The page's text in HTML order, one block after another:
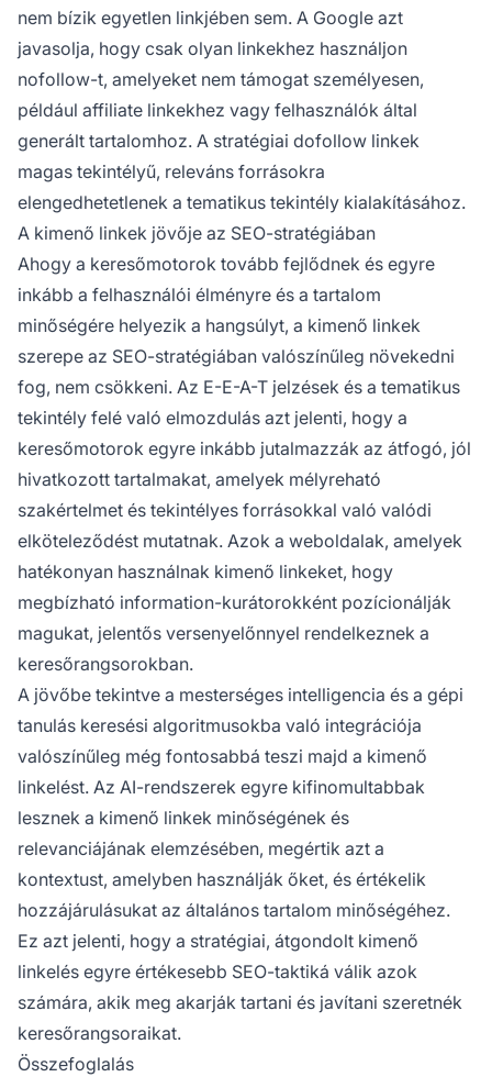
nem bízik egyetlen linkjében sem. A Google azt
javasolja, hogy csak olyan linkekhez használjon
nofollow-t, amelyeket nem támogat személyesen,
például affiliate linkekhez vagy felhasználók által
generált tartalomhoz. A stratégiai dofollow linkek
magas tekintélyű, releváns forrásokra
elengedhetetlenek a tematikus tekintély kialakításához.
A kimenő linkek jövője az SEO-stratégiában
Ahogy a keresőmotorok tovább fejlődnek és egyre
inkább a felhasználói élményre és a tartalom
minőségére helyezik a hangsúlyt, a kimenő linkek
szerepe az SEO-stratégiában valószínűleg növekedni
fog, nem csökkeni. Az E-E-A-T jelzések és a tematikus
tekintély felé való elmozdulás azt jelenti, hogy a
keresőmotorok egyre inkább jutalmazzák az átfogó, jól
hivatkozott tartalmakat, amelyek mélyreható
szakértelmet és tekintélyes forrásokkal való valódi
elköteleződést mutatnak. Azok a weboldalak, amelyek
hatékonyan használnak kimenő linkeket, hogy
megbízható information-kurátorokként pozícionálják
magukat, jelentős versenyelőnnyel rendelkeznek a
keresőrangsorokban.
A jövőbe tekintve a mesterséges intelligencia és a gépi
tanulás keresési algoritmusokba való integrációja
valószínűleg még fontosabbá teszi majd a kimenő
linkelést. Az AI-rendszerek egyre kifinomultabbak
lesznek a kimenő linkek minőségének és
relevanciájának elemzésében, megértik azt a
kontextust, amelyben használják őket, és értékelik
hozzájárulásukat az általános tartalom minőségéhez.
Ez azt jelenti, hogy a stratégiai, átgondolt kimenő
linkelés egyre értékesebb SEO-taktiká válik azok
számára, akik meg akarják tartani és javítani szeretnék
keresőrangsoraikat.
Összefoglalás